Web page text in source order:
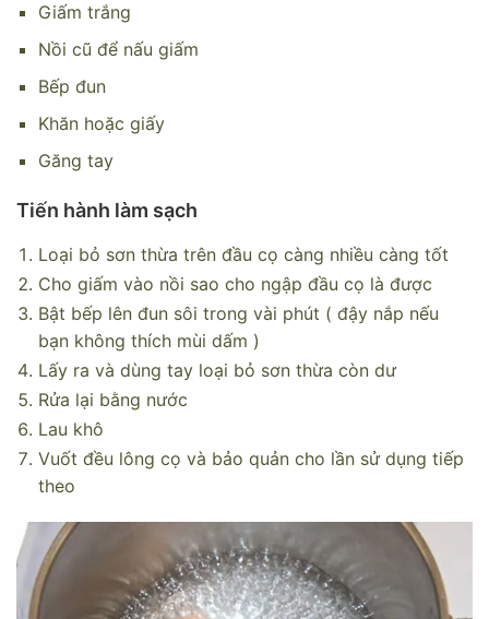
Giấm trắng
Nồi cũ để nấu giấm
Bếp đun
Khăn hoặc giấy
Găng tay
Tiến hành làm sạch
Loại bỏ sơn thừa trên đầu cọ càng nhiều càng tốt
Cho giấm vào nồi sao cho ngập đầu cọ là được
Bật bếp lên đun sôi trong vài phút ( đậy nắp nếu
bạn không thích mùi dấm )
Lấy ra và dùng tay loại bỏ sơn thừa còn dư
Rửa lại bằng nước
Lau khô
Vuốt đều lông cọ và bảo quản cho lần sử dụng tiếp
theo